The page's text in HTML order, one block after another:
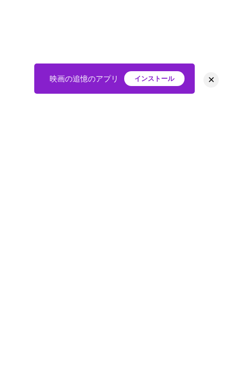
映画の追憶のアプリ インストール ×